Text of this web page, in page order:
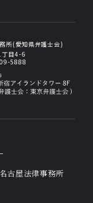
所(愛知県弁護士会)
丁目4-6
5888
名古屋法律事務所